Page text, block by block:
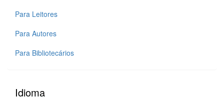
Para Leitores
Para Autores
Para Bibliotecários
Idioma